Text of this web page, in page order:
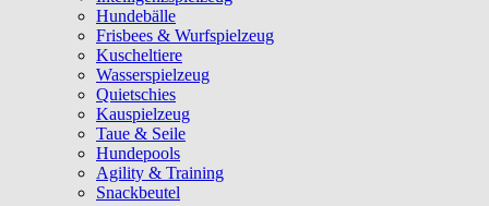
Hundebälle
Frisbees & Wurfspielzeug
Kuscheltiere
Wasserspielzeug
Quietschies
Kauspielzeug
Taue & Seile
Hundepools
Agility & Training
Snackbeutel